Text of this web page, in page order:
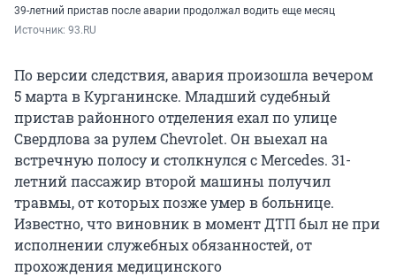
39-летний пристав после аварии продолжал водить еще месяц
Источник: 93.RU
По версии следствия, авария произошла вечером
5 марта в Курганинске. Младший судебный
пристав районного отделения ехал по улице
Свердлова за рулем Chevrolet. Он выехал на
встречную полосу и столкнулся с Mercedes. 31-
летний пассажир второй машины получил
травмы, от которых позже умер в больнице.
Известно, что виновник в момент ДТП был не при
исполнении служебных обязанностей, от
прохождения медицинского